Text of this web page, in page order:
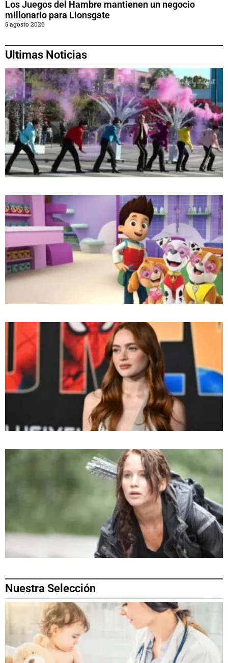
Los Juegos del Hambre mantienen un negocio
millonario para Lionsgate
5 agosto 2026
Ultimas Noticias
Nuestra Selección